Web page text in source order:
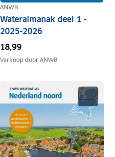
ANWB
Wateralmanak deel 1 -
2025-2026
18,99
Verkoop doorANWB